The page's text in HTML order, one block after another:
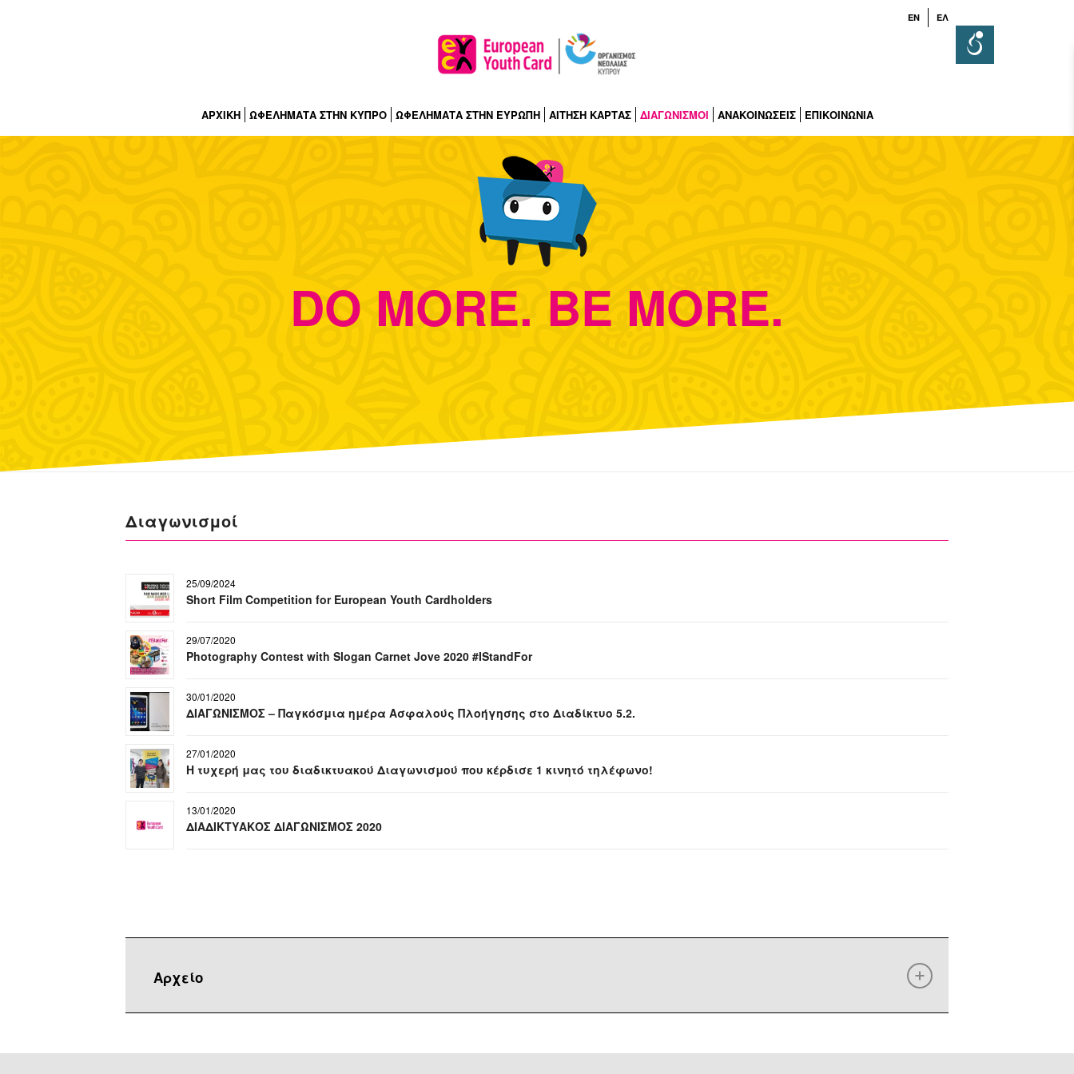
EN ΕΛ
ΑΡΧΙΚΗ ΩΦΕΛΗΜΑΤΑ ΣΤΗΝ ΚΥΠΡΟ ΩΦΕΛΗΜΑΤΑ ΣΤΗΝ ΕΥΡΩΠΗ ΑΙΤΗΣΗ ΚΑΡΤΑΣ ΔΙΑΓΩΝΙΣΜΟΙ ΑΝΑΚΟΙΝΩΣΕΙΣ ΕΠΙΚΟΙΝΩΝΙΑ
DO MORE. BE MORE.
Διαγωνισμοί
25/09/2024
Short Film Competition for European Youth Cardholders
29/07/2020
Photography Contest with Slogan Carnet Jove 2020 #IStandFor
30/01/2020
ΔΙΑΓΩΝΙΣΜΟΣ – Παγκόσμια ημέρα Ασφαλούς Πλοήγησης στο Διαδίκτυο 5.2.
27/01/2020
Η τυχερή μας του διαδικτυακού Διαγωνισμού που κέρδισε 1 κινητό τηλέφωνο!
13/01/2020
ΔΙΑΔΙΚΤΥΑΚΟΣ ΔΙΑΓΩΝΙΣΜΟΣ 2020
Αρχείο